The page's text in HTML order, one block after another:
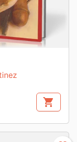
shopping_cart